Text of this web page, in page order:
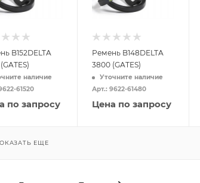
B152DELTA
наличие
61520
по запросу
Ремень B148DELTA
3800 (GATES)
Уточните наличие
Арт.: 9622-61480
Цена по запросу
ЕЩЕ